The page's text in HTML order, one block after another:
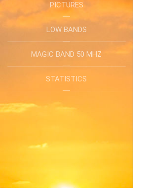
PICTURES
LOW BANDS
MAGIC BAND 50 MHZ
STATISTICS